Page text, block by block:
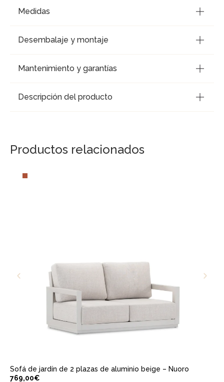
Medidas
Desembalaje y montaje
Mantenimiento y garantías
Descripción del producto
Productos relacionados
beige – Nuoro